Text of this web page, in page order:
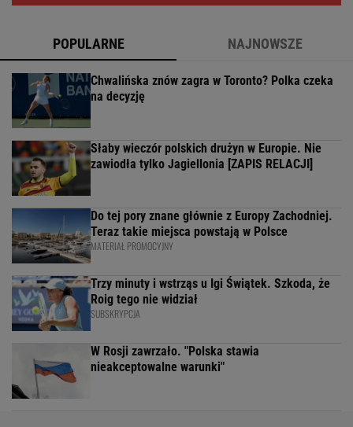
POPULARNE NAJNOWSZE
Chwalińska znów zagra w Toronto? Polka czeka
na decyzję
Słaby wieczór polskich drużyn w Europie. Nie
zawiodła tylko Jagiellonia [ZAPIS RELACJI]
Do tej pory znane głównie z Europy Zachodniej.
Teraz takie miejsca powstają w Polsce
MATERIAŁ PROMOCYJNY
Trzy minuty i wstrząs u Igi Świątek. Szkoda, że
Roig tego nie widział
SUBSKRYPCJA
W Rosji zawrzało. "Polska stawia
nieakceptowalne warunki"